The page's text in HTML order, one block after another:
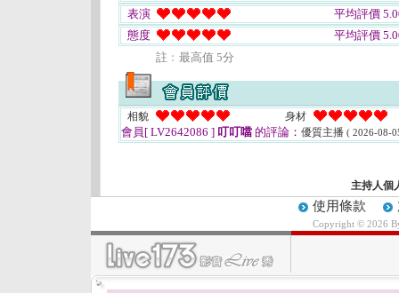
表演
平均評價
態度
平均評價
註﹕最高值 5分
相貌 身材
會員[ LV2642086 ] 叮叮噹 的評論： 優質主播 ( 2026-08-
主持人個
使用條款
Copyright © 2026